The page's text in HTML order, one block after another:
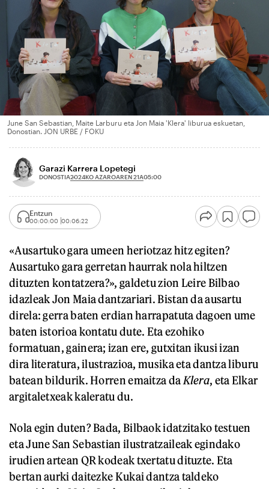
June San Sebastian, Maite Larburu eta Jon Maia 'Klera' liburua eskuetan,
Donostian. JON URBE / FOKU
Garazi Karrera Lopetegi
DONOSTIA2024KO AZAROAREN 21A05:00
Entzun
00:00:00 00:06:22
«Ausartuko gara umeen heriotzaz hitz egiten?
Ausartuko gara gerretan haurrak nola hiltzen
dituzten kontatzera?», galdetu zion Leire Bilbao
idazleak Jon Maia dantzariari. Bistan da ausartu
direla: gerra baten erdian harrapatuta dagoen ume
baten istorioa kontatu dute. Eta ezohiko
formatuan, gainera; izan ere, gutxitan ikusi izan
dira literatura, ilustrazioa, musika eta dantza liburu
batean bildurik. Horren emaitza da Klera, eta Elkar
argitaletxeak kaleratu du.
Nola egin duten? Bada, Bilbaok idatzitako testuen
eta June San Sebastian ilustratzaileak egindako
irudien artean QR kodeak txertatu dituzte. Eta
bertan aurki daitezke Kukai dantza taldeko